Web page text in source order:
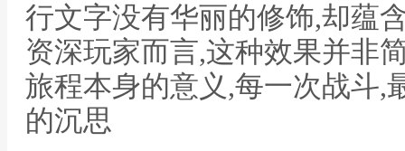
行文字没有华丽的修饰,却蕴
资深玩家而言,这种效果并非
旅程本身的意义,每一次战斗,
的沉思